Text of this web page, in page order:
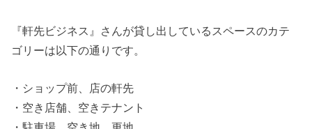
『軒先ビジネス』さんが貸し出しているスペースのカテ
ゴリーは以下の通りです。
・ショップ前、店の軒先
・空き店舗、空きテナント